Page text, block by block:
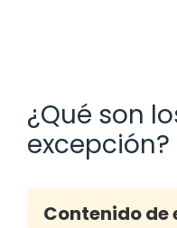
¿Qué son
excepción?
Contenido